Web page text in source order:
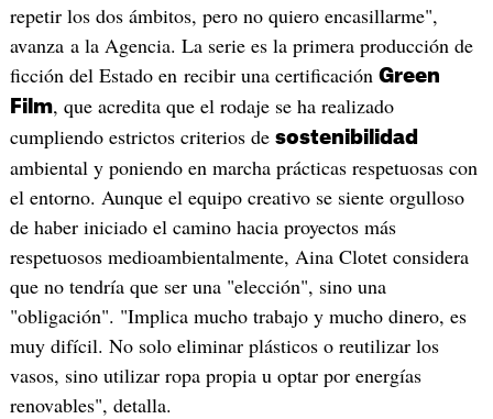
repetir los dos ámbitos, pero no quiero encasillarme",
avanza a la Agencia. La serie es la primera producción de
ficción del Estado en recibir una certificación Green
Film, que acredita que el rodaje se ha realizado
cumpliendo estrictos criterios de sostenibilidad
ambiental y poniendo en marcha prácticas respetuosas con
el entorno. Aunque el equipo creativo se siente orgulloso
de haber iniciado el camino hacia proyectos más
respetuosos medioambientalmente, Aina Clotet considera
que no tendría que ser una "elección", sino una
"obligación". "Implica mucho trabajo y mucho dinero, es
muy difícil. No solo eliminar plásticos o reutilizar los
vasos, sino utilizar ropa propia u optar por energías
renovables", detalla.